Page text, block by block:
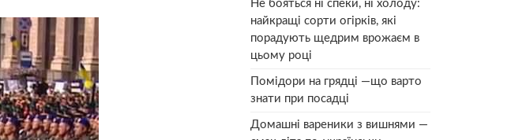
Не бояться ні спеки, ні холоду:
найкращі сорти огірків, які
порадують щедрим врожаєм в
цьому році
Помідори на грядці —що варто
знати при посадці
Домашні вареники з вишнями —